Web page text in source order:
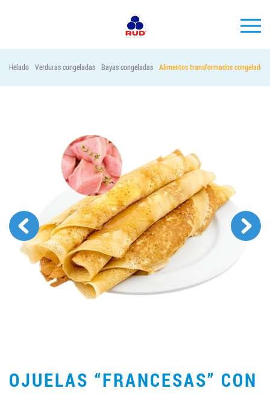
Horeca
Contactos
Vacantes
PEDIR PRODUCTOS "RUD":
LLEGAR A SER SOCIO
Helado Verduras congeladas Bayas congeladas Alimentos transformados congelados
OJUELAS “FRANCESAS” CON